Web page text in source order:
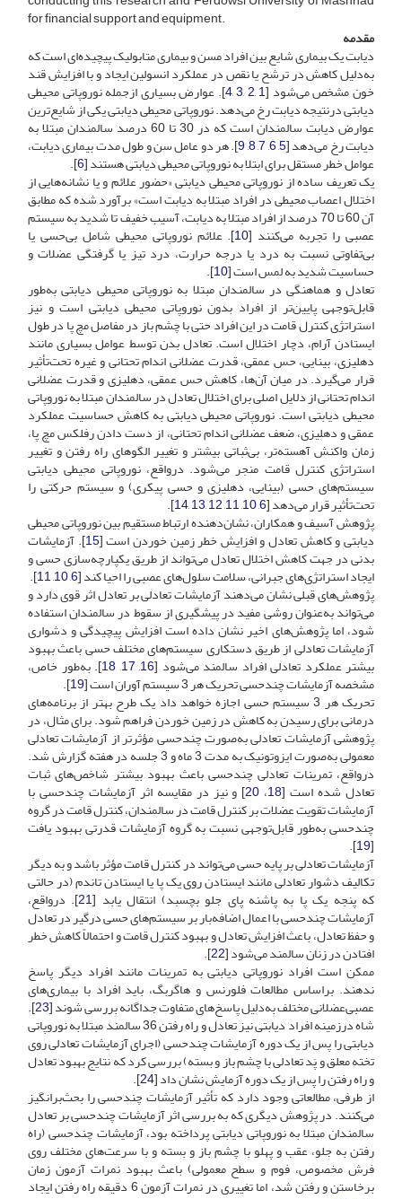
for financial support and equipment.
مقدمه
دیابت یک بیماری شایع بین افراد مسن و بیماری متابولیک پیچیده‌ای است که
به‌دلیل کاهش در ترشح یا نقص در عملکرد انسولین ایجاد و با افزایش قند
خون مشخص می‌شود [1
,
2
,
3
,
4]. عوارض بسیاری ازجمله نوروپاتی محیطی
دیابتی درنتیجه‌ دیابت رخ می‌دهد. نوروپاتی محیطی دیابتی ‌یکی از شایع‌ترین
عوارض دیابت سالمندان است که در 30 تا 60 درصد سالمندان مبتلا به
دیابت رخ می‌دهد [5
,
6
,
7
,
8
,
9]. هر دو عامل سن و طول مدت بیماری دیابت،
عوامل خطر مستقل برای ابتلا به نوروپاتی محیطی دیابتی هستند [6
].
یک تعریف ساده از نوروپاتی محیطی دیابتی «حضور علائم و یا نشانه‌هایی از
اختلال اعصاب محیطی در افراد مبتلا به دیابت است» برآورد شده که مطابق
آن 60 تا 70 درصد از افراد مبتلا به دیابت، آسیب خفیف تا شدید به سیستم
عصبی را تجربه می‌کنند [10]. علائم نوروپاتی محیطی شامل بی‌حسی یا
بی‌تفاوتی نسبت به درد یا درجه حرارت، درد تیز یا گرفتگی عضلات و
حساسیت شدید به لمس است [10
].
تعادل و هماهنگی در سالمندان مبتلا به نوروپاتی محیطی دیابتی به‌طور
قابل‌توجهی پایین‌تر از افراد بدون نوروپاتی محیطی دیابتی است و نیز
استراتژی کنترل قامت در این افراد حتی با چشم باز در مفاصل مچ پا در طول
ایستادن آرام، دچار اختلال است. تعادل بدن توسط عوامل بسیاری مانند
دهلیزی، بینایی، حس عمقی، قدرت عضلانی اندام تحتانی و غیره تحت‌تأثیر
قرار می‌گیرد. در میان آن‌ها، کاهش حس عمقی، دهلیزی و قدرت عضلانی
اندام تحتانی از دلایل اصلی برای اختلال تعادل در سالمندان مبتلا به نوروپاتی
محیطی دیابتی است. نوروپاتی محیطی دیابتی به کاهش حساسیت عملکرد
عمقی و دهلیزی، ضعف عضلانی اندام تحتانی، از دست دادن رفلکس مچ پا،
زمان واکنش آهسته‌تر، بی‌ثباتی بیشتر و تغییر الگوهای راه رفتن و تغییر
استراتژی کنترل قامت منجر می‌شود. درواقع، نوروپاتی محیطی دیابتی
سیستم‌های حسی (بینایی، دهلیزی و حسی پیکری) و سیستم حرکتی را
تحت‌تأثیر قرار می‌دهد [6
,
10
,
11
,
12
,
13
,
14
].
پژوهش آسیف و همکاران، نشان‌دهنده ارتباط مستقیم بین نوروپاتی محیطی
دیابتی و کاهش تعادل و افزایش خطر زمین خوردن است [15]. آزمایشات
بدنی در جهت کاهش اختلال تعادل می‌تواند از طریق یکپارچه‌سازی حسی و
ایجاد استراتژی‌های جبرانی، سلامت سلول‌های عصبی را احیا کند [6
,
10
,
11
].
پژوهش‌های قبلی نشان می‌دهند آزمایشات تعادلی بر تعادل اثر قوی دارد و
می‌تواند به‌عنوان روشی مفید در پیشگیری از سقوط در سالمندان استفاده
شود، اما پژوهش‌های اخیر نشان داده ‌است افزایش پیچیدگی و دشواری
آزمایشات تعادلی از طریق دستکاری سیستم‌های مختلف حسی باعث بهبود
بیشتر عملکرد تعادلی افراد سالمند می‌شود [16
,
17
,
18]. به‌طور خاص،
مشخصه‌ آزمایشات چندحسی تحریک هر 3 سیستم آوران است [ 19
].
تحریک هر 3 سیستم حسی اجازه خواهد داد یک طرح بهتر از برنامه‌های
درمانی برای رسیدن به کاهش در زمین خوردن فراهم شود. برای ‌مثال، در
پژوهشی آزمایشات تعادلی به‌صورت چند‌حسی مؤثرتر از آزمایشات تعادلی
معمولی به‌صورت ایزوتونیک به مدت 3 ماه و 3 جلسه در هفته گزارش شد.
درواقع، تمرینات تعادلی چند‌حسی باعث بهبود بیشتر شاخص‌های ثبات
تعادل شده ‌است [18، 20] و نیز در مقایسه‌ اثر آزمایشات چندحسی با
آزمایشات تقویت عضلات بر کنترل قامت در سالمندان، کنترل قامت در گروه
چندحسی به‌طور قابل‌توجهی نسبت به گروه آزمایشات قدرتی بهبود یافت
[
19
].
آزمایشات تعادلی بر پایه حسی می‌تواند در کنترل قامت مؤثر باشد و به دیگر
تکالیف دشوار تعادلی مانند ایستادن روی یک پا یا ایستادن تاندم (در حالتی
که پنجه یک پا به پاشنه‌ پای جلو بچسبد) انتقال یابد [21]. درواقع،
آزمایشات چند‌حسی با اعمال اضافه‌بار بر سیستم‌های حسی درگیر در تعادل
و حفظ تعادل، باعث افزایش تعادل و بهبود کنترل قامت و احتمالاً کاهش خطر
افتادن در زنان سالمند می‌شود [22
].
ممکن است افراد نوروپاتی دیابتی به تمرینات مانند افراد دیگر پاسخ
ندهند. بر‌اساس مطالعات فلورنس و هاگربگ، باید افراد با بیماری‌های
عصبی‌عضلانی مختلف به‌دلیل پاسخ‌های متفاوت جدا‌گانه بررسی شوند [23
].
شاه درزمینه‌ افراد دیابتی نیز تعادل و راه رفتن 36 سالمند مبتلا به نوروپاتی
دیابتی را پس از یک دوره آزمایشات چندحسی (اجرای آزمایشات تعادلی روی
تخته معلق و پَد تعادلی با چشم باز و بسته) بررسی کرد که نتایج بهبود تعادل
و راه رفتن را پس از یک دوره آزمایش نشان داد [24
].
از طرفی، مطالعاتی وجود دارد که تأثیر آزمایشات چندحسی را بحث‌بر‌انگیز
می‌کنند. در پژوهش دیگری که به بررسی اثر آزمایشات چندحسی بر تعادل
سالمندان مبتلا به نوروپاتی دیابتی پرداخته بود، آزمایشات چندحسی (راه
رفتن به جلو، عقب و پهلو با چشم باز و بسته و با سرعت‌های مختلف روی
فرش مخصوص، فوم و سطح معمولی) باعث بهبود نمرات آزمون زمان
برخاستن و رفتن شد، اما تغییری در نمرات آزمون 6 دقیقه راه رفتن ایجاد